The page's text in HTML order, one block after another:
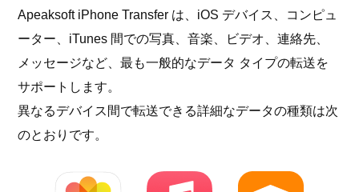
Apeaksoft iPhone Transfer は、iOS デバイス、コンピュ
ーター、iTunes 間での写真、音楽、ビデオ、連絡先、
メッセージなど、最も一般的なデータ タイプの転送を
サポートします。
異なるデバイス間で転送できる詳細なデータの種類は次
のとおりです。